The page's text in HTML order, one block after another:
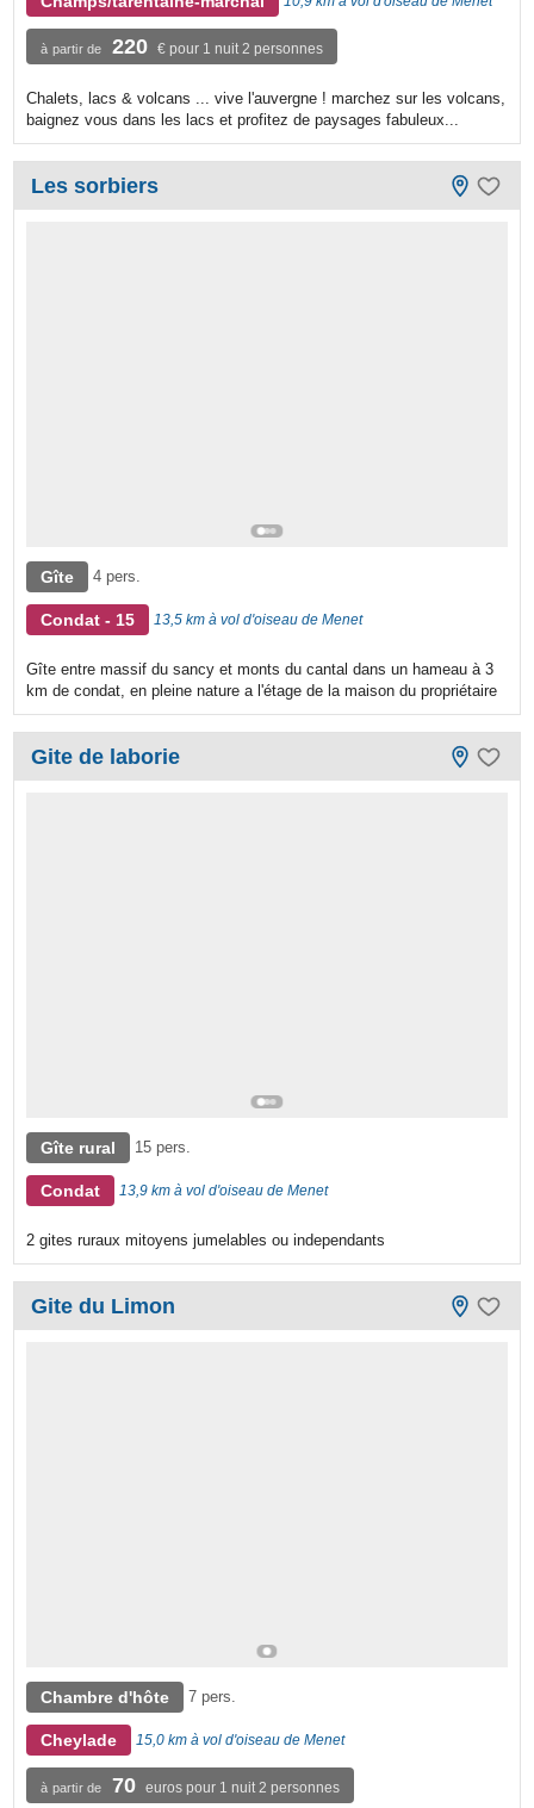
à partir de 220 € pour 1 nuit 2 personnes
Chalets, lacs & volcans ... vive l'auvergne ! marchez sur les volcans,
baignez vous dans les lacs et profitez de paysages fabuleux...
Les sorbiers
Gîte 4 pers.
Condat - 15 13,5 km à vol d'oiseau de Menet
Gîte entre massif du sancy et monts du cantal dans un hameau à 3
km de condat, en pleine nature a l'étage de la maison du propriétaire
Gite de laborie
Gîte rural 15 pers.
Condat 13,9 km à vol d'oiseau de Menet
2 gites ruraux mitoyens jumelables ou independants
Gite du Limon
Chambre d'hôte 7 pers.
Cheylade 15,0 km à vol d'oiseau de Menet
à partir de 70 euros pour 1 nuit 2 personnes